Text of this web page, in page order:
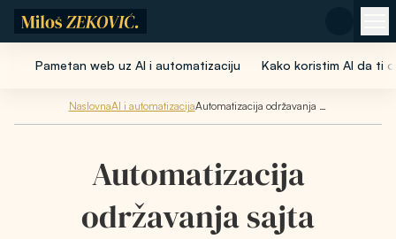
Pređi na glavni sadržaj
Pametan web uz AI i automatizaciju Kako koristim AI da ti
NaslovnaAI i automatizacija Automatizacija održavanja sajta
Automatizacija
održavanja sajta